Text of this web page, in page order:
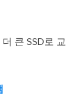
큰 SSD로 교